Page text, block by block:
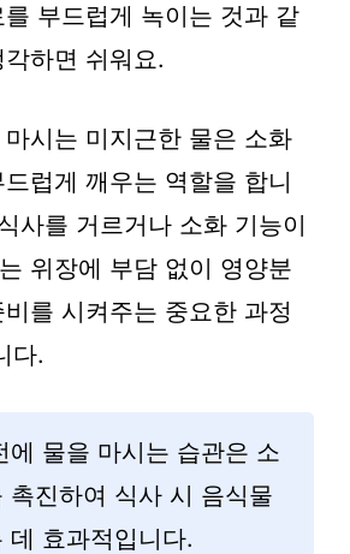
부드럽게 녹이는 것과 같
하면 쉬워요.
시는 미지근한 물은 소화
럽게 깨우는 역할을 합니
사를 거르거나 소화 기능이
위장에 부담 없이 영양분
를 시켜주는 중요한 과정
다.
에 물을 마시는 습관은 소
촉진하여 식사 시 음식물
데 효과적입니다.